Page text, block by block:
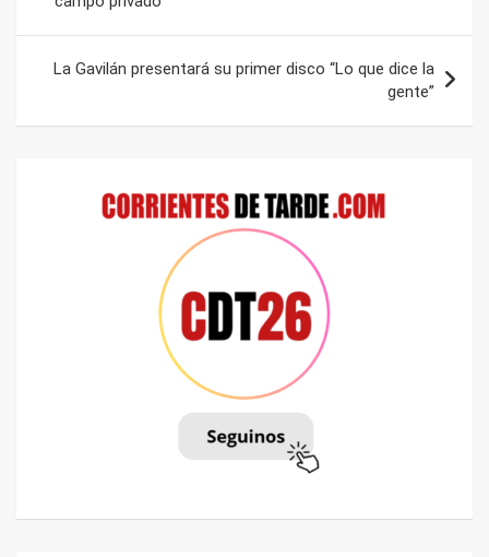
entradas
La Gavilán presentará su primer disco “Lo que dice la
gente”